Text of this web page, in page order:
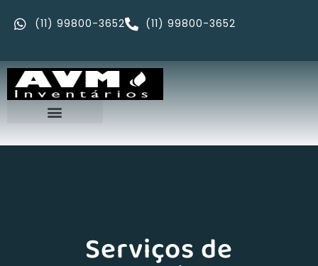
(11) 99800-3652 (11) 99800-3652
Serviços de